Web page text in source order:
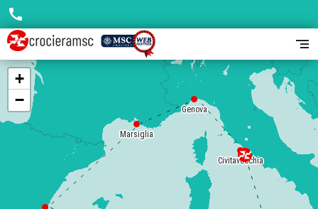
Marsiglia
Genova
Civitavecchia
+
−
call
segment